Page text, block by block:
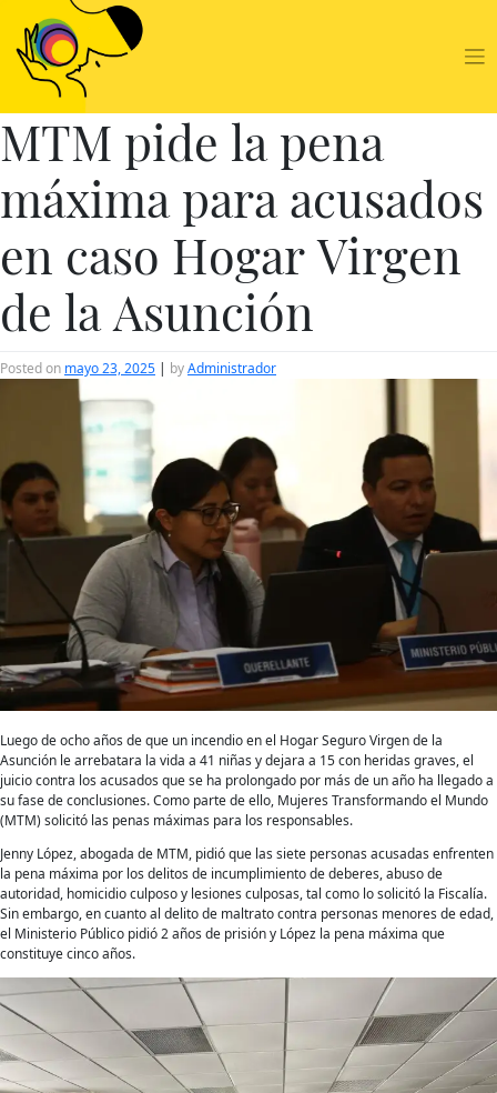
content
MTM pide la pena
máxima para acusados
en caso Hogar Virgen
de la Asunción
Posted on mayo 23, 2025 | byAdministrador
Luego de ocho años de que un incendio en el Hogar Seguro Virgen de la
Asunción le arrebatara la vida a 41 niñas y dejara a 15 con heridas graves, el
juicio contra los acusados que se ha prolongado por más de un año ha llegado a
su fase de conclusiones. Como parte de ello, Mujeres Transformando el Mundo
(MTM) solicitó las penas máximas para los responsables.
Jenny López, abogada de MTM, pidió que las siete personas acusadas enfrenten
la pena máxima por los delitos de incumplimiento de deberes, abuso de
autoridad, homicidio culposo y lesiones culposas, tal como lo solicitó la Fiscalía.
Sin embargo, en cuanto al delito de maltrato contra personas menores de edad,
el Ministerio Público pidió 2 años de prisión y López la pena máxima que
constituye cinco años.